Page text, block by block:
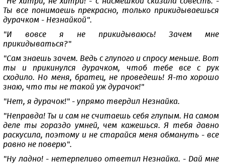
Ты все понимаешь прекрасно, только прикидываешься
дурачком - Незнайкой".
"И вовсе я не прикидываюсь! Зачем мне
прикидываться?"
"Сам знаешь зачем. Ведь с глупого и спросу меньше. Вот
ты и прикинулся дурачком, чтоб тебе все с рук
сходило. Но меня, братец, не проведешь! Я-то хорошо
знаю, что ты не такой уж дурачок!"
"Нет, я дурачок!" - упрямо твердил Незнайка.
"Неправда! Ты и сам не считаешь себя глупым. На самом
деле ты гораздо умней, чем кажешься. Я тебя давно
раскусила, поэтому и не старайся меня обмануть - все
равно не поверю".
"Ну ладно! - нетерпеливо ответил Незнайка. - Дай мне